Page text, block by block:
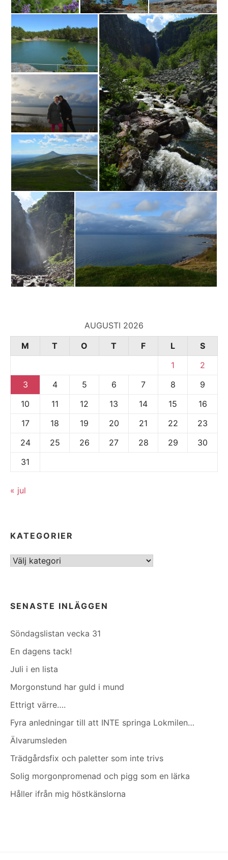
AUGUSTI 2026
M
T O T F L
S
1
2
3
4 5 6 7 8
9
10
11 12 13 14 15
16
17
18 19 20 21 22
23
24
25 26 27 28 29
30
31
« jul
KATEGORIER
Kategorier
SENASTE INLÄGGEN
Söndagslistan vecka 31
En dagens tack!
Juli i en lista
Morgonstund har guld i mund
Ettrigt värre….
Fyra anledningar till att INTE springa Lokmilen…
Älvarumsleden
Trädgårdsfix och paletter som inte trivs
Solig morgonpromenad och pigg som en lärka
Håller ifrån mig höstkänslorna